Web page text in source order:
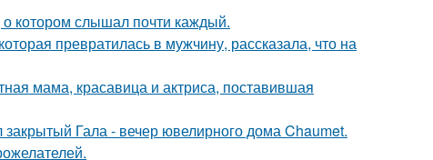
котором слышал почти каждый.
превратилась в мужчину, рассказала, что на
мама, красавица и актриса, поставившая
Гала - вечер ювелирного дома Chaumet.